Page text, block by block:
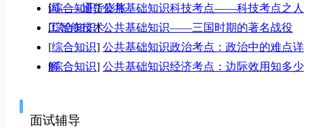
词——通货膨胀
[综合知识] 公共基础知识科技考点——科技考点之人
工智能技术
[综合知识] 公共基础知识——三国时期的著名战役
[综合知识] 公共基础知识政治考点：政治中的难点详
解
[综合知识] 公共基础知识经济考点：边际效用知多少
面试辅导